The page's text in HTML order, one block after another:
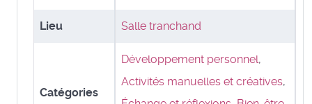
Lieu Salle tranchand
Catégories
Développement personnel,
Activités manuelles et créatives,